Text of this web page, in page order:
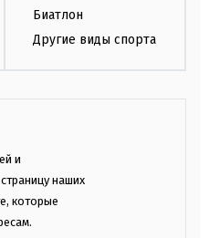
Биатлон
Другие виды спорта
и
наших
которые